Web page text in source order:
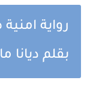
رواية
بقلم ديانا